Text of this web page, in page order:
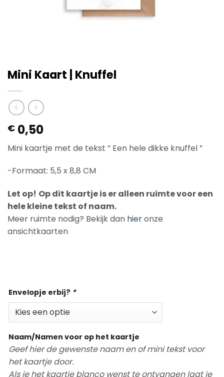
Mini Kaart | Knuffel
€ 0,50
Mini kaartje met de tekst ” Een hele dikke knuffel ”
-Formaat: 5,5 x 8,8 CM
Let op! Op dit kaartje is er alleen ruimte voor een
hele kleine tekst of naam.
Meer ruimte nodig? Bekijk dan hieronze
ansichtkaarten
Envelopje erbij? *
Naam/Namen voor op het kaartje
Geef hier de gewenste naam en of mini tekst voor
het kaartje door.
Als je het kaartje blanco wenst te ontvangen laat je